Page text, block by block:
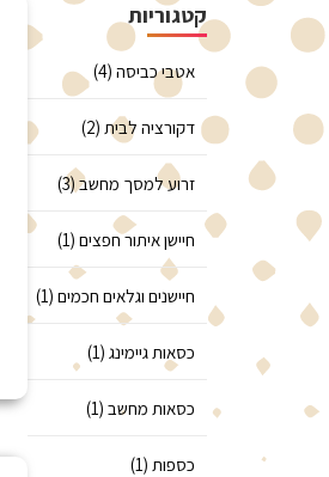
קטגוריות
אטבי כביסה (4)
דקורציה לבית (2)
זרוע למסך מחשב (3)
חיישן איתור חפצים (1)
חיישנים וגלאים חכמים (1)
כסאות גיימינג (1)
כסאות מחשב (1)
כספות (1)